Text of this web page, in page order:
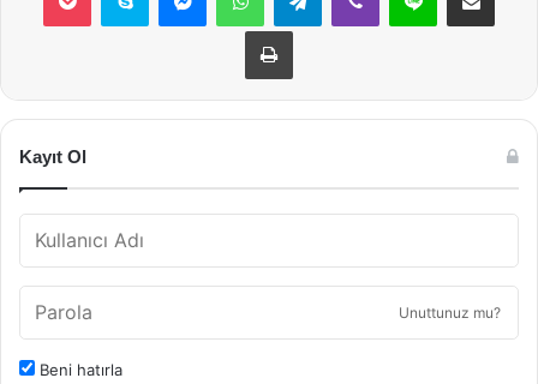
Yazdır
Kayıt Ol
Unuttunuz mu?
Beni hatırla